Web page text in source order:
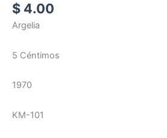
$ 4.00
Argelia
5 Céntimos
1970
KM-101